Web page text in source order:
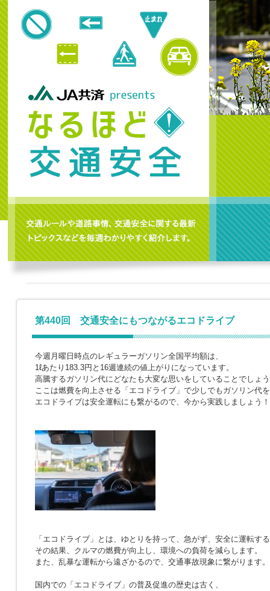
第440回 交通安全にもつながるエコドライブ
今週月曜日時点のレギュラーガソリン全国平均額は、
1ℓあたり183.3円と16週連続の値上がりになっています。
高騰するガソリン代にどなたも大変な思いをしていることでしょ
ここは燃費を向上させる「エコドライブ」で少しでもガソリン代
エコドライブは安全運転にも繋がるので、今から実践しましょう！
「エコドライブ」とは、ゆとりを持って、急がず、安全に運転す
その結果、クルマの燃費が向上し、環境への負荷を減らします。
また、乱暴な運転から遠ざかるので、交通事故現象に繋がります。
国内での「エコドライブ」の普及促進の歴史は古く、